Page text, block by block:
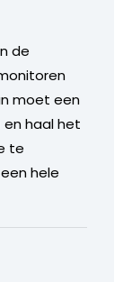
de
moet een
en haal het
te
hele